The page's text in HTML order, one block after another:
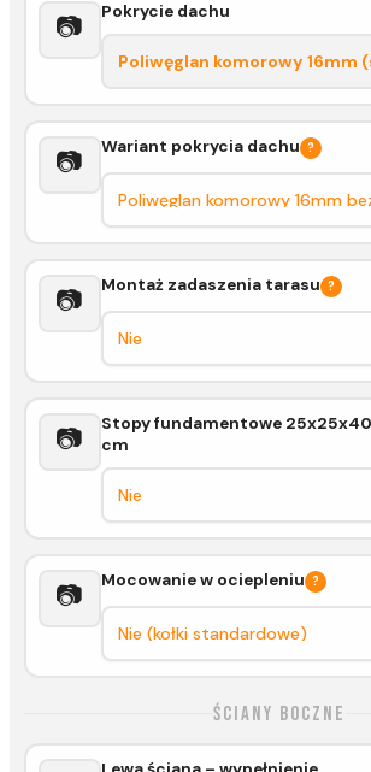
📷 Pokrycie dachu
Poliwęglan komorowy 16mm
📷 Wariant pokrycia dachu ?
📷 Montaż zadaszenia tarasu ?
📷
Stopy fundamentowe 25x25x40
cm
📷 Mocowanie w ociepleniu ?
Ściany boczne